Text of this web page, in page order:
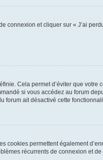
connexion et cliquer sur « J’ai
Cela permet d’éviter que votre
si vous accédez au forum
forum ait désactivé cette
cookies permettent également
récurrents de connexion et